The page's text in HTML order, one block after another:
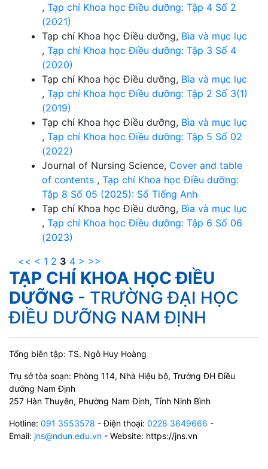
, Tạp chí Khoa học Điều dưỡng: Tập 4 Số 2
(2021)
Tạp chí Khoa học Điều dưỡng, Bìa và mục lục
, Tạp chí Khoa học Điều dưỡng: Tập 3 Số 4
(2020)
Tạp chí Khoa học Điều dưỡng, Bìa và mục lục
, Tạp chí Khoa học Điều dưỡng: Tập 2 Số 3(1)
(2019)
Tạp chí Khoa học Điều dưỡng, Bìa và mục lục
, Tạp chí Khoa học Điều dưỡng: Tập 5 Số 02
(2022)
Journal of Nursing Science, Cover and table
of contents , Tạp chí Khoa học Điều dưỡng:
Tập 8 Số 05 (2025): Số Tiếng Anh
Tạp chí Khoa học Điều dưỡng, Bìa và mục lục
, Tạp chí Khoa học Điều dưỡng: Tập 6 Số 06
(2023)
<< < 1 2 3 4 > >>
TẠP CHÍ KHOA HỌC ĐIỀU
DƯỠNG - TRƯỜNG ĐẠI HỌC
ĐIỀU DƯỠNG NAM ĐỊNH
Tổng biên tập: TS. Ngô Huy Hoàng
Trụ sở tòa soạn: Phòng 114, Nhà Hiệu bộ, Trường ĐH Điều
dưỡng Nam Định
257 Hàn Thuyên, Phường Nam Định, Tỉnh Ninh Bình
Hotline: 091 3553578 - Điện thoại: 0228 3649666 -
Email: jns@ndun.edu.vn - Website: https://jns.vn